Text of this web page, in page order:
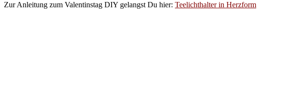
Zur Anleitung zum Valentinstag DIY gelangst Du hier: Teelichthalter in Herzform